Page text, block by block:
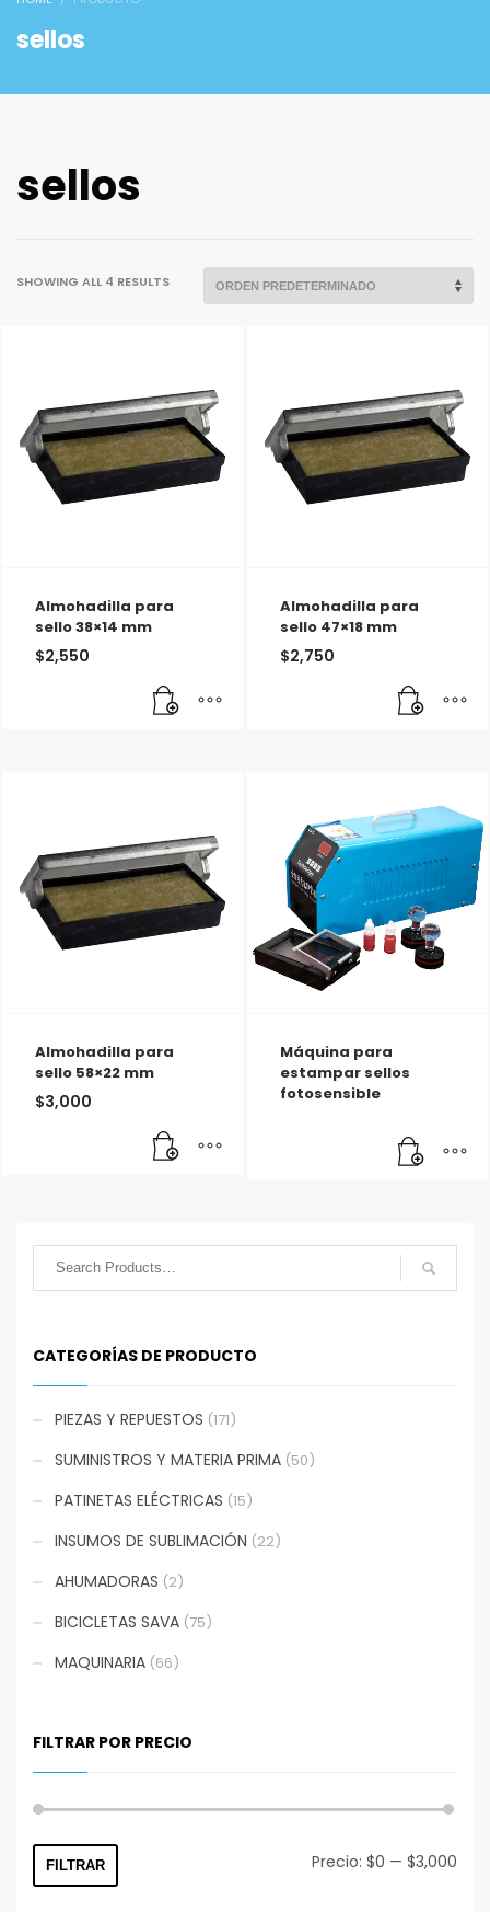
sellos
sellos
SHOWING ALL 4 RESULTS
Almohadilla para
sello 38×14 mm
$2,550
Almohadilla para
sello 47×18 mm
$2,750
Almohadilla para
sello 58×22 mm
$3,000
Máquina para
estampar sellos
fotosensible
CATEGORÍAS DE PRODUCTO
PIEZAS Y REPUESTOS (171)
SUMINISTROS Y MATERIA PRIMA (50)
PATINETAS ELÉCTRICAS (15)
INSUMOS DE SUBLIMACIÓN (22)
AHUMADORAS (2)
BICICLETAS SAVA (75)
MAQUINARIA (66)
FILTRAR POR PRECIO
FILTRAR Precio: $0 — $3,000